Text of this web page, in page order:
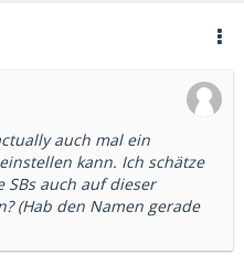
verbringen wir
mit reinspielen.
persönlichen Gespräch
siekommen lassen, liegt
es dir zu viel, einfach auch
machen und
alles für dich passt, klar
auch mal ein
kann. Ich schätze
auch auf dieser
(Hab den Namen gerade